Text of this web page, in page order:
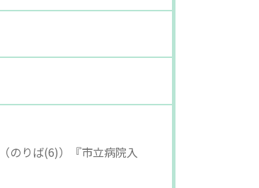
のりば(6)）『市立病院入